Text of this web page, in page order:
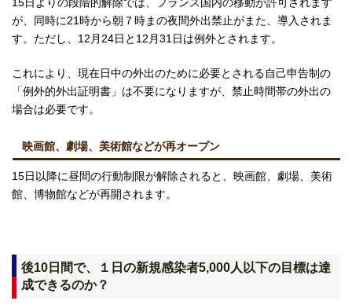
が、同時に21時から朝７時まの夜間外出禁止がまた、導入されま
す。ただし、12月24日と12月31日は例外とされます。
これにより、現在日中の外出のために必要とされる自己申告制の
「例外的外出証明書」は不要になりますが、禁止時間帯の外出の
場合は必要です。
映画館、劇場、美術館などが再オープン
15日以降に昼間の行動制限が解除されると、映画館、劇場、美術
館、博物館などが再開されます。
後10日間で、１日の新規感染者5,000人以下の目標は達
成できるのか？